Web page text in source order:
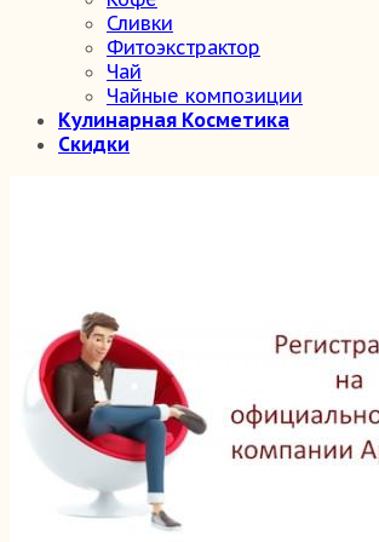
Сливки
Фитоэкстрактор
Чай
Чайные композиции
Кулинарная Косметика
Скидки